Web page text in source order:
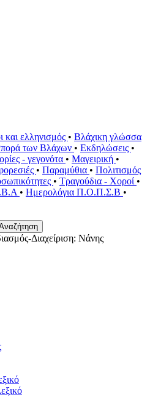
και ελληνισμός • Βλάχικη γλώσσα
των Βλάχων • Εκδηλώσεις •
- γεγονότα • Μαγειρική •
• Παραμύθια • Πολιτισμός
• Τραγούδια - Χοροί •
• Ημερολόγια Π.Ο.Π.Σ.Β •
Διαχείριση: Νάνης